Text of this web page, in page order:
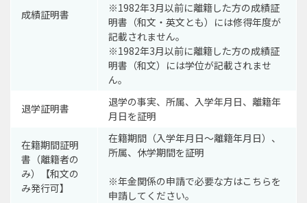
成績証明書
※1982年3月以前に離籍した方の成績証
明書（和文・英文とも）には修得年度が
記載されません。
※1982年3月以前に離籍した方の成績証
明書（和文）には学位が記載されませ
ん。
退学証明書
退学の事実、所属、入学年月日、離籍年
月日を証明
在籍期間証明
書（離籍者の
み）【和文の
み発行可】
在籍期間（入学年月日～離籍年月日）、
所属、休学期間を証明
※年金関係の申請で必要な方はこちらを
申請してください。